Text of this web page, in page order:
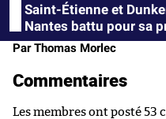
Saint-Étienne et
Nantes battu pour sa
Par Thomas Morlec
Commentaires
Les membres ont posté 53